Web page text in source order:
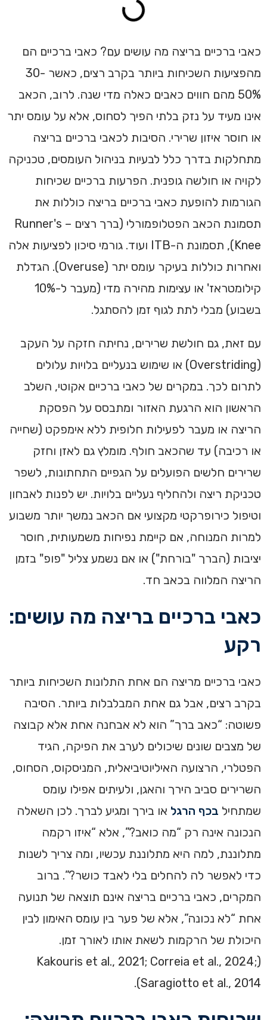
כאבי ברכיים בריצה מה עושים עם? כאבי ברכיים הם
מהפציעות השכיחות ביותר בקרב רצים, כאשר 30-
50% מהם חווים כאבים כאלה מדי שנה. לרוב, הכאב
אינו מעיד על נזק בלתי הפיך לסחוס, אלא על עומס יתר
או חוסר איזון שרירי. הסיבות לכאבי ברכיים בריצה
מתחלקות בדרך כלל לבעיות בניהול העומסים, טכניקה
לקויה או חולשה גופנית. הפרעות ברכיים שכיחות
הגורמות להופעת כאבי ברכיים בריצה כוללות את
תסמונת הכאב הפטלופמורלי (ברך רצים – Runner's
Knee), תסמונת ה-ITB ועוד. גורמי סיכון לפציעות אלה
ואחרות כוללות בעיקר עומס יתר (Overuse). הגדלת
קילומטראז' או עצימות מהירה מדי (מעבר ל-10%
בשבוע) מבלי לתת לגוף זמן להסתגל.
עם זאת, גם חולשת שרירים, נחיתה חזקה על העקב
(Overstriding) או שימוש בנעליים בלויות עלולים
לתרום לכך. במקרים של כאבי ברכיים אקוטי, השלב
הראשון הוא הרגעת האזור ומתבסס על הפסקת
הריצה או מעבר לפעילות חלופית ללא אימפקט (שחייה
או רכיבה) עד שהכאב חולף. מומלץ גם לאזן וחזק
שרירים חלשים הפועלים על הגפיים התחתונות, לשפר
טכניקת ריצה ולהחליף נעליים בלויות. יש לפנות לאבחון
וטיפול כירופרקטי מקצועי אם הכאב נמשך יותר משבוע
למרות המנוחה, אם קיימת נפיחות משמעותית, חוסר
יציבות (הברך "בורחת") או אם נשמע צליל "פופ" בזמן
הריצה המלווה בכאב חד.
כאבי ברכיים בריצה מה עושים:
רקע
כאבי ברכיים מריצה הם אחת התלונות השכיחות ביותר
בקרב רצים, אבל גם אחת המבלבלות ביותר. הסיבה
פשוטה: “כאב ברך” הוא לא אבחנה אחת אלא קבוצה
של מצבים שונים שיכולים לערב את הפיקה, הגיד
הפטלרי, הרצועה האיליוטיביאלית, המניסקוס, הסחוס,
השרירים סביב הירך והאגן, ולעיתים אפילו עומס
שמתחיל בכף הרגל או בירך ומגיע לברך. לכן השאלה
הנכונה אינה רק “מה כואב?”, אלא “איזו רקמה
מתלוננת, למה היא מתלוננת עכשיו, ומה צריך לשנות
כדי לאפשר לה להחלים בלי לאבד כושר?”. ברוב
המקרים, כאבי ברכיים בריצה אינם תוצאה של תנועה
אחת “לא נכונה”, אלא של פער בין עומס האימון לבין
היכולת של הרקמות לשאת אותו לאורך זמן.
(Kakouris et al., 2021; Correia et al., 2024;
Saragiotto et al., 2014).